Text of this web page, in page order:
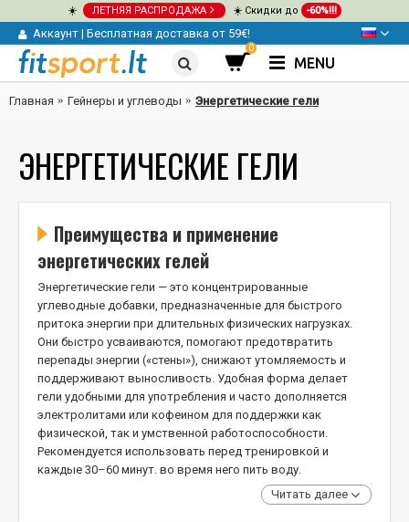
☀️ ЛЕТНЯЯ РАСПРОДАЖА ☀️ Скидки до -60%!!!
Аккаунт | Бесплатная доставка от 59€!
0
MENU
Главная Гейнеры и углеводы Энергетические гели
ЭНЕРГЕТИЧЕСКИЕ ГЕЛИ
Преимущества и применение
энергетических гелей
Энергетические гели — это концентрированные
углеводные добавки, предназначенные для быстрого
притока энергии при длительных физических нагрузках.
Они быстро усваиваются, помогают предотвратить
перепады энергии («стены»), снижают утомляемость и
поддерживают выносливость. Удобная форма делает
гели удобными для употребления и часто дополняется
электролитами или кофеином для поддержки как
физической, так и умственной работоспособности.
Рекомендуется использовать перед тренировкой и
каждые 30–60 минут. во время него пить воду.
Читать далее